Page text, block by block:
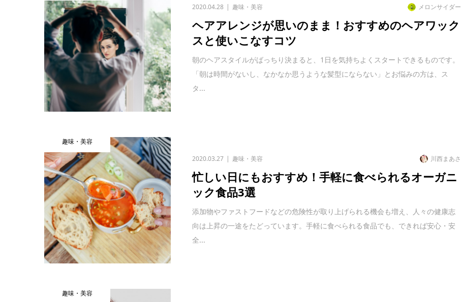
2020.04.28 趣味・美容 メロンサイダー
ヘアアレンジが思いのまま！おすすめのヘアワック
スと使いこなすコツ
朝のヘアスタイルがばっちり決まると、1日を気持ちよくスタートできるものです。
「朝は時間がないし、なかなか思うような髪型にならない」とお悩みの方は、ス
タ...
趣味・美容
2020.03.27 趣味・美容 川西まあさ
忙しい日にもおすすめ！手軽に食べられるオーガニ
ック食品3選
添加物やファストフードなどの危険性が取り上げられる機会も増え、人々の健康志
向は上昇の一途をたどっています。手軽に食べられる食品でも、できれば安心・安
全...
趣味・美容